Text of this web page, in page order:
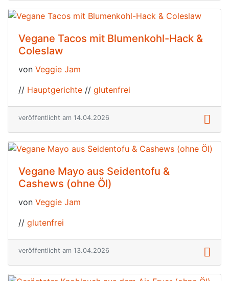
Vegane Tacos mit Blumenkohl-Hack &
Coleslaw
von Veggie Jam
// Hauptgerichte // glutenfrei
veröffentlicht am 14.04.2026
Vegane Mayo aus Seidentofu &
Cashews (ohne Öl)
von Veggie Jam
// glutenfrei
veröffentlicht am 13.04.2026